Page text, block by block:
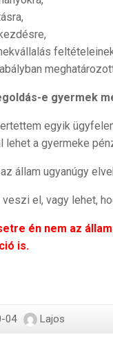
e gyermek
egyik
lehet a gyermeke
állam ugyanúgy
veszi el, vagy lehet,
én nem az
is.
04 Lajos